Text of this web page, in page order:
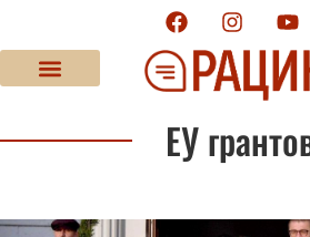
ЕУ